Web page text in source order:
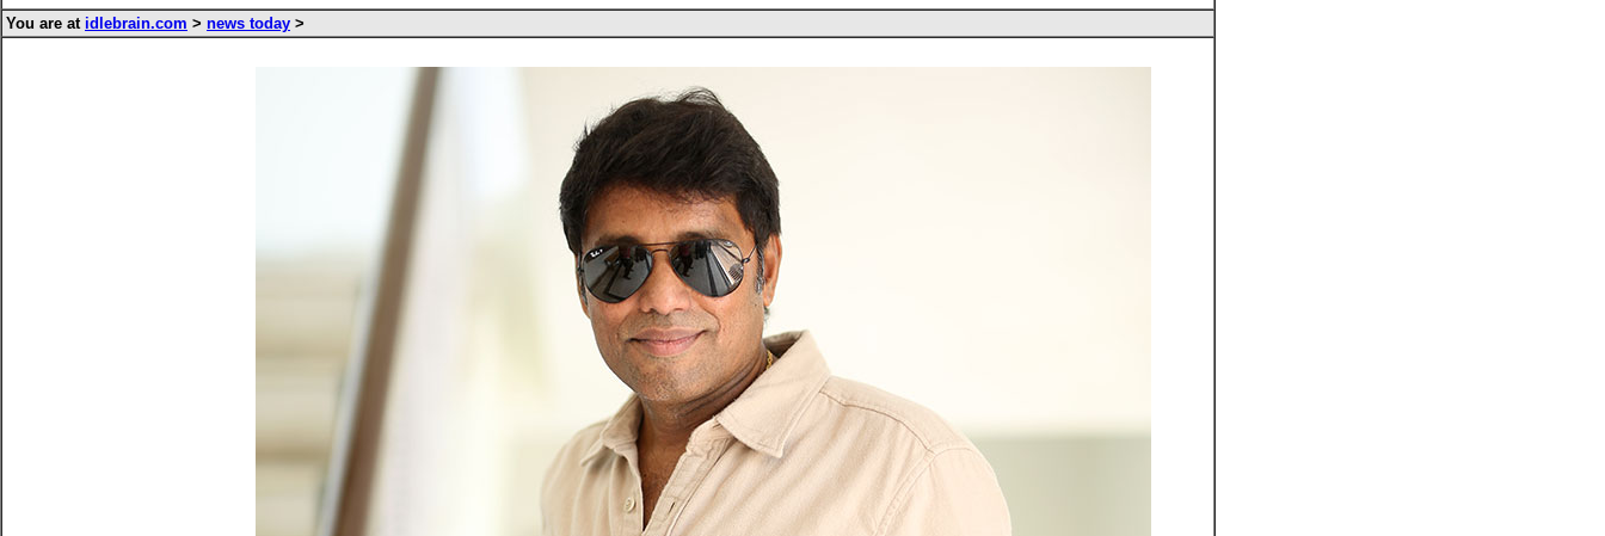
You are at idlebrain.com > news today >